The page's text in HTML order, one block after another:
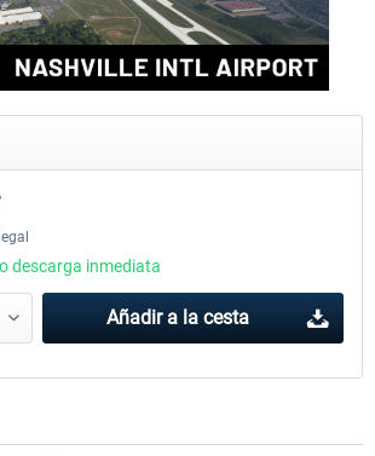
descarga inmediata
Añadir a la cesta